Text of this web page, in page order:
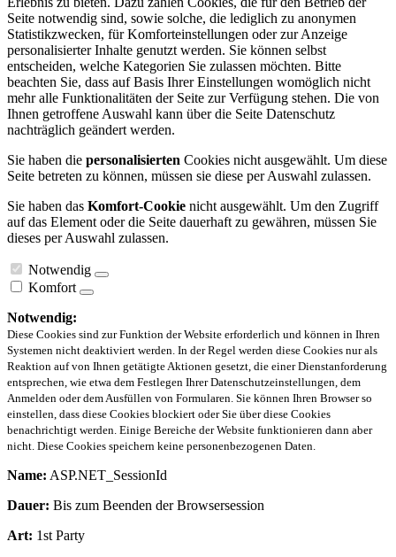
Seite notwendig sind, sowie solche, die lediglich zu anonymen
Statistikzwecken, für Komforteinstellungen oder zur Anzeige
personalisierter Inhalte genutzt werden. Sie können selbst
entscheiden, welche Kategorien Sie zulassen möchten. Bitte
beachten Sie, dass auf Basis Ihrer Einstellungen womöglich nicht
mehr alle Funktionalitäten der Seite zur Verfügung stehen. Die von
Ihnen getroffene Auswahl kann über die Seite Datenschutz
nachträglich geändert werden.
Sie haben die personalisierten Cookies nicht ausgewählt. Um diese
Seite betreten zu können, müssen sie diese per Auswahl zulassen.
Sie haben das Komfort-Cookie nicht ausgewählt. Um den Zugriff
auf das Element oder die Seite dauerhaft zu gewähren, müssen Sie
dieses per Auswahl zulassen.
Notwendig
Komfort
Notwendig:
Diese Cookies sind zur Funktion der Website erforderlich und können in Ihren
Systemen nicht deaktiviert werden. In der Regel werden diese Cookies nur als
Reaktion auf von Ihnen getätigte Aktionen gesetzt, die einer Dienstanforderung
entsprechen, wie etwa dem Festlegen Ihrer Datenschutzeinstellungen, dem
Anmelden oder dem Ausfüllen von Formularen. Sie können Ihren Browser so
einstellen, dass diese Cookies blockiert oder Sie über diese Cookies
benachrichtigt werden. Einige Bereiche der Website funktionieren dann aber
nicht. Diese Cookies speichern keine personenbezogenen Daten.
Name: ASP.NET_SessionId
Dauer: Bis zum Beenden der Browsersession
Art: 1st Party